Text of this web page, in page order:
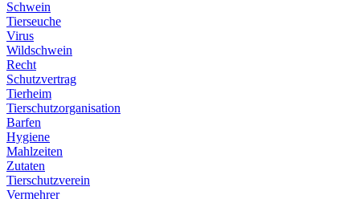
Schwein
Tierseuche
Virus
Wildschwein
Recht
Schutzvertrag
Tierheim
Tierschutzorganisation
Barfen
Hygiene
Mahlzeiten
Zutaten
Tierschutzverein
Vermehrer